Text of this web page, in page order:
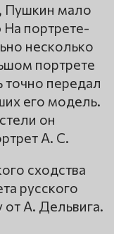
Пушкин мало
портрете-
несколько
портрете
передал
его модель.
он
А. С.
сходства
русского
от А. Дельвига.